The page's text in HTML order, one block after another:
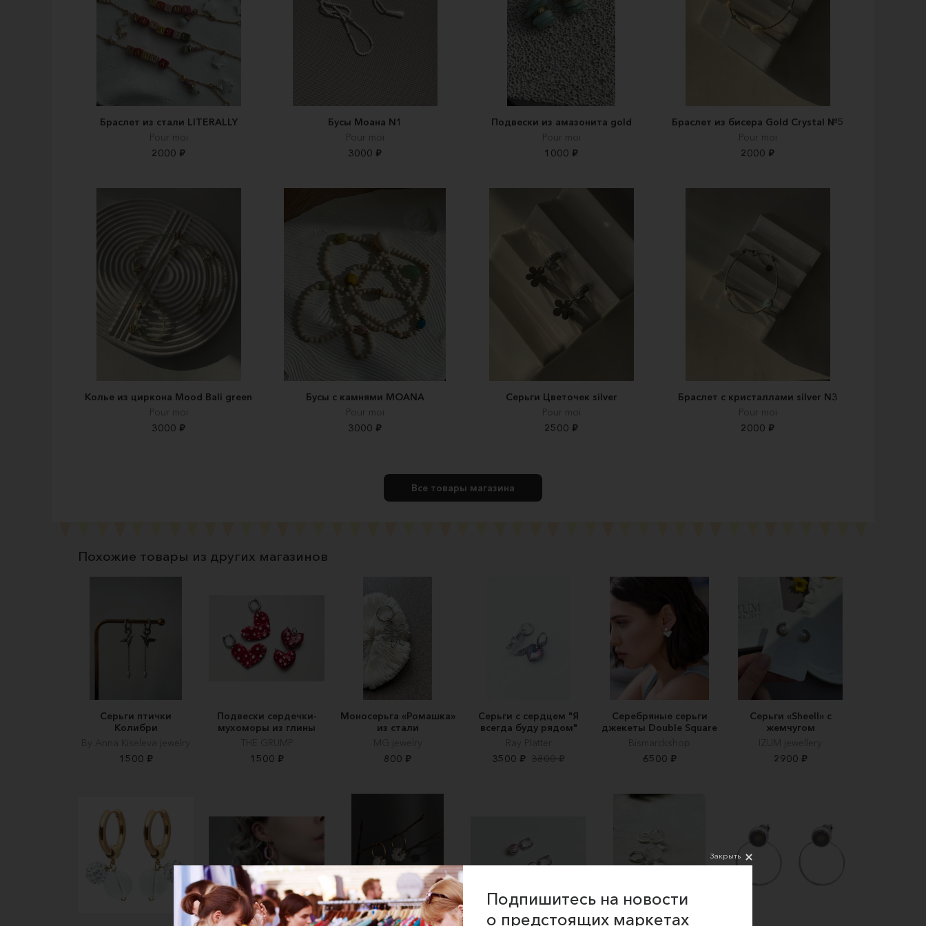
Браслет из стали LITERALLY
Pour moi
2000 ₽
Бусы Моана N1
Pour moi
3000 ₽
Подвески из амазонита gold
Pour moi
1000 ₽
Браслет из бисера Gold Crystal №5
Pour moi
2000 ₽
Колье из циркона Mood Bali green
Pour moi
3000 ₽
Бусы с камнями MOANA
Pour moi
3000 ₽
Серьги Цветочек silver
Pour moi
2500 ₽
Браслет с кристаллами silver N3
Pour moi
2000 ₽
Все товары магазина
Похожие товары из других магазинов
Серьги птички
Колибри
By Anna Kiseleva jewelry
1500 ₽
Подвески сердечки-
мухоморы из глины
THE GRUMP
1500 ₽
Моносерьга «Ромашка»
из стали
MG jewelry
800 ₽
Серьги с сердцем "Я
всегда буду рядом"
Ray Platter
3500 ₽ 3800 ₽
Серебряные серьги
джекеты Double Square
Bismarckshop
6500 ₽
Серьги «Sheell» с
жемчугом
IZUM jewellery
2900 ₽
Закрыть
Подпишитесь на новости
о предстоящих маркетах